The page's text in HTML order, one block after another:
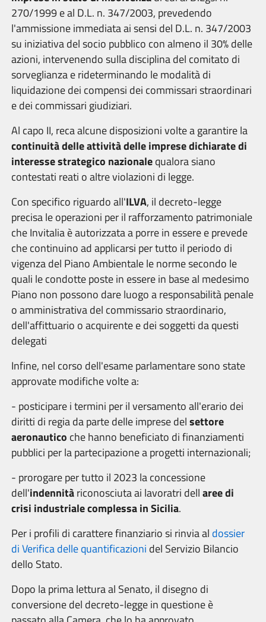
270/1999 e al D.L. n. 347/2003, prevedendo
l'ammissione immediata ai sensi del D.L. n. 347/2003
su iniziativa del socio pubblico con almeno il 30% delle
azioni, intervenendo sulla disciplina del comitato di
sorveglianza e rideterminando le modalità di
liquidazione dei compensi dei commissari straordinari
e dei commissari giudiziari.
Al capo II, reca alcune disposizioni volte a garantire la
continuità delle attività delle imprese dichiarate di
interesse strategico nazionalequalora siano
contestati reati o altre violazioni di legge.
Con specifico riguardo all'ILVA, il decreto-legge
precisa le operazioni per il rafforzamento patrimoniale
che Invitalia è autorizzata a porre in essere e prevede
che continuino ad applicarsi per tutto il periodo di
vigenza del Piano Ambientale le norme secondo le
quali le condotte poste in essere in base al medesimo
Piano non possono dare luogo a responsabilità penale
o amministrativa del commissario straordinario,
dell'affittuario o acquirente e dei soggetti da questi
delegati
Infine, nel corso dell'esame parlamentare sono state
approvate modifiche volte a:
- posticipare i termini per il versamento all'erario dei
diritti di regia da parte delle imprese delsettore
aeronautico che hanno beneficiato di finanziamenti
pubblici per la partecipazione a progetti internazionali;
- prorogare per tutto il 2023 la concessione
dell'indennitàriconosciuta ai lavoratri dellaree di
crisi industriale complessa in Sicilia.
Per i profili di carattere finanziario si rinvia al dossier
di Verifica delle quantificazioni del Servizio Bilancio
dello Stato.
Dopo la prima lettura al Senato, il disegno di
conversione del decreto-legge in questione è